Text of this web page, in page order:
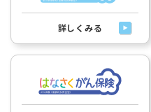
詳しくみる